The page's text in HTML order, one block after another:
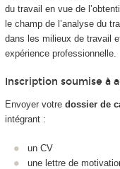
du travail en vue de
le champ de l’analyse du
dans les milieux de travail
expérience professionnelle.
Inscription soumise à
Envoyer votre dossier de
intégrant :
un CV
une lettre de